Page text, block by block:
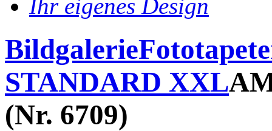
Ihr eigenes Design
Bildgalerie
STANDARD XXL
(Nr. 6709)